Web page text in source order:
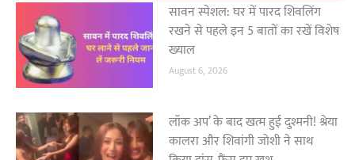
सावन स्पेशल: घर में पारद शिवलिंग
रखने से पहले इन 5 बातों का रखें विशेष
ख्याल
August 6, 2026
लॉक अप’ के बाद खत्म हुई दुश्मनी! श्रेया
कालरा और शिवांगी जोशी ने साथ